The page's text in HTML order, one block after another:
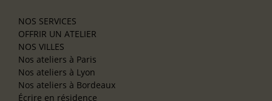
NOS SERVICES
OFFRIR UN ATELIER
NOS VILLES
Nos ateliers à Paris
Nos ateliers à Lyon
Nos ateliers à Bordeaux
Écrire en résidence